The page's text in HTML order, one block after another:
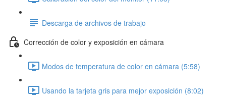
Descarga de archivos de trabajo
Corrección de color y exposición en cámara
Modos de temperatura de color en cámara (5:58)
Usando la tarjeta gris para mejor exposición (8:02)